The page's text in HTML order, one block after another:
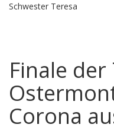
Schwester Teresa
Finale
Corona